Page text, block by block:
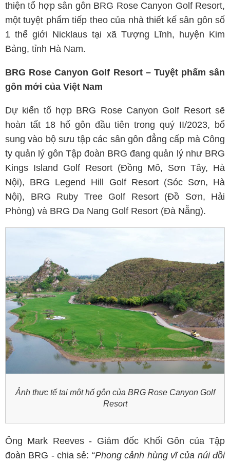
thiện tổ hợp sân gôn BRG Rose Canyon Golf Resort,
một tuyệt phẩm tiếp theo của nhà thiết kế sân gôn số
1 thế giới Nicklaus tại xã Tượng Lĩnh, huyện Kim
Bảng, tỉnh Hà Nam.
BRG Rose Canyon Golf Resort – Tuyệt phẩm sân
gôn mới của Việt Nam
Dự kiến tổ hợp BRG Rose Canyon Golf Resort sẽ
hoàn tất 18 hố gôn đầu tiên trong quý II/2023, bổ
sung vào bộ sưu tập các sân gôn đẳng cấp mà Công
ty quản lý gôn Tập đoàn BRG đang quản lý như BRG
Kings Island Golf Resort (Đồng Mô, Sơn Tây, Hà
Nội), BRG Legend Hill Golf Resort (Sóc Sơn, Hà
Nội), BRG Ruby Tree Golf Resort (Đồ Sơn, Hải
Phòng) và BRG Da Nang Golf Resort (Đà Nẵng).
Ảnh thực tế tại một hố gôn của BRG Rose Canyon Golf
Resort
Ông Mark Reeves - Giám đốc Khối Gôn của Tập
đoàn BRG - chia sẻ: “Phong cảnh hùng vĩ của núi đồi